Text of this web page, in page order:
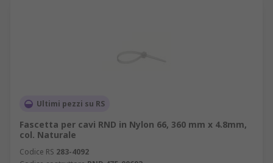
Ultimi pezzi su RS
Fascetta per cavi RND in Nylon 66, 360 mm x 4.8mm,
col. Naturale
Codice RS 283-4092